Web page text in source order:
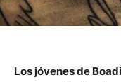
Los jóvenes de